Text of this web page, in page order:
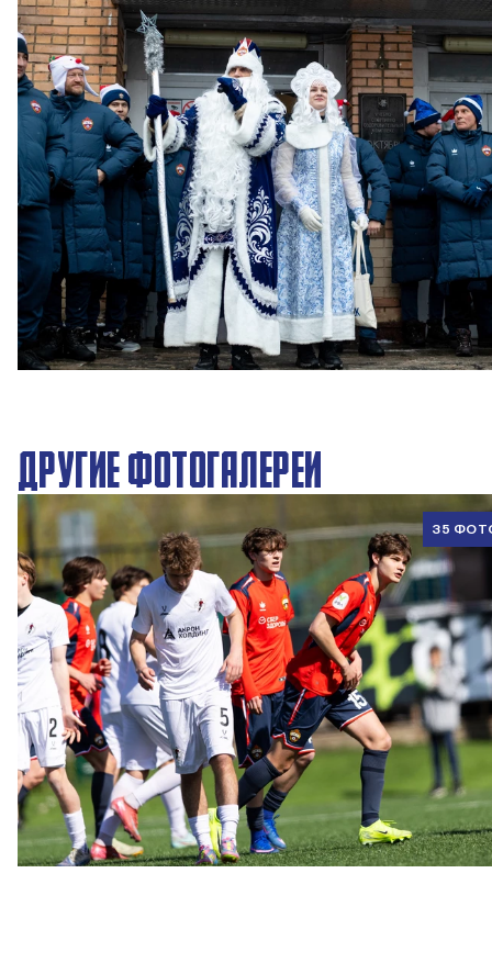
Новогодний праздник в Академии ПФК ЦСКА
27 ДЕКАБРЯ 2025 09:00
ДРУГИЕ ФОТОГАЛЕРЕИ
35
ЮФЛ U17 | ПФК ЦСКА - Акрон - Академия Коноплёва
26 АПРЕЛЯ 2026 18:11